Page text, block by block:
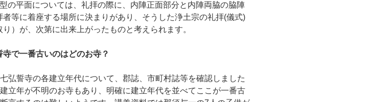
の平面については、礼拝の際に、内陣正面部分と内陣両脇の脇陣
者等に着座する場所に決まりがあり、そうした浄土宗の礼拝(儀式)
）が、次第に出来上がったものと考えられます。
寺で一番古いのはどのお寺？
弘誓寺の各建立年代について、郡誌、市町村誌等を確認しました
立年が不明のお寺もあり、明確に建立年代を並べてここが一番古